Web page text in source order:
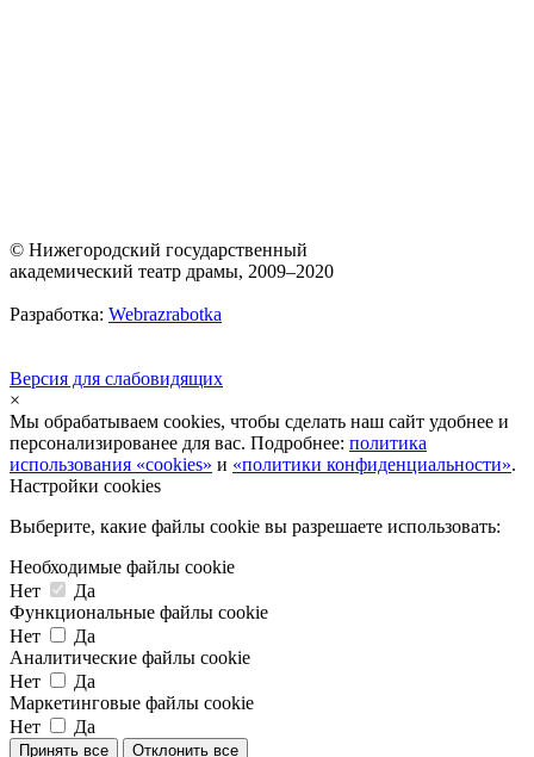
© Нижегородский государственный
академический театр драмы, 2009–2020
Разработка: Webrazrabotka
Версия для слабовидящих
×
Мы обрабатываем cookies, чтобы сделать наш сайт удобнее и
персонализированее для вас. Подробнее: политика
использования «cookies» и «политики конфиденциальности».
Настройки cookies
Выберите, какие файлы cookie вы разрешаете использовать:
Необходимые файлы cookie
Нет
Да
Функциональные файлы cookie
Нет
Да
Аналитические файлы cookie
Нет
Да
Маркетинговые файлы cookie
Нет
Да
Принять все Отклонить все